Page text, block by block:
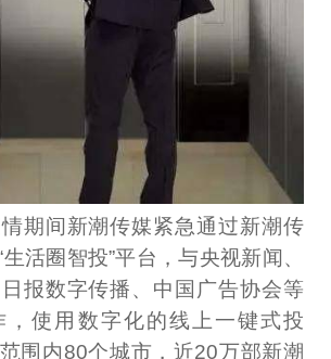
期间新潮传媒紧急通过新潮传
活圈智投”平台，与央视新闻、
报数字传播、中国广告协会等
，使用数字化的线上一键式投
围内80个城市，近20万部新潮